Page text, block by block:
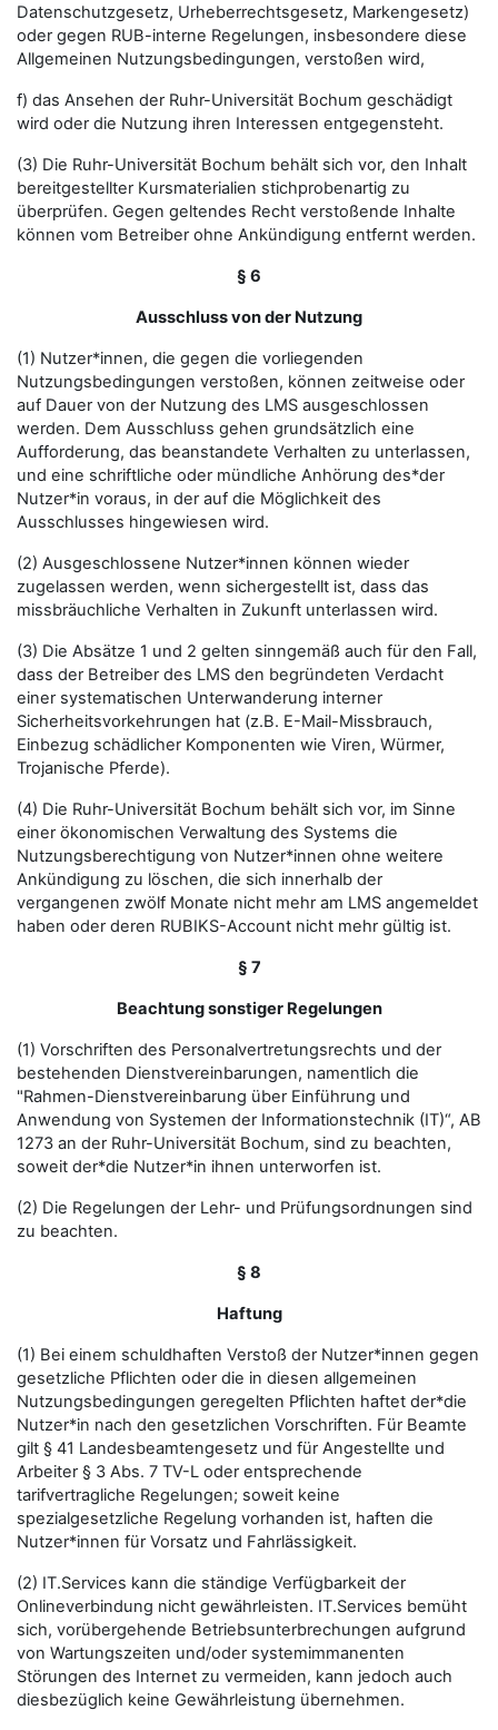
Datenschutzgesetz, Urheberrechtsgesetz, Markengesetz)
oder gegen RUB-interne Regelungen, insbesondere diese
Allgemeinen Nutzungsbedingungen, verstoßen wird,
f) das Ansehen der Ruhr-Universität Bochum geschädigt
wird oder die Nutzung ihren Interessen entgegensteht.
(3) Die Ruhr-Universität Bochum behält sich vor, den Inhalt
bereitgestellter Kursmaterialien stichprobenartig zu
überprüfen. Gegen geltendes Recht verstoßende Inhalte
können vom Betreiber ohne Ankündigung entfernt werden.
§ 6
Ausschluss von der Nutzung
(1) Nutzer*innen, die gegen die vorliegenden
Nutzungsbedingungen verstoßen, können zeitweise oder
auf Dauer von der Nutzung des LMS ausgeschlossen
werden. Dem Ausschluss gehen grundsätzlich eine
Aufforderung, das beanstandete Verhalten zu unterlassen,
und eine schriftliche oder mündliche Anhörung des*der
Nutzer*in voraus, in der auf die Möglichkeit des
Ausschlusses hingewiesen wird.
(2) Ausgeschlossene Nutzer*innen können wieder
zugelassen werden, wenn sichergestellt ist, dass das
missbräuchliche Verhalten in Zukunft unterlassen wird.
(3) Die Absätze 1 und 2 gelten sinngemäß auch für den Fall,
dass der Betreiber des LMS den begründeten Verdacht
einer systematischen Unterwanderung interner
Sicherheitsvorkehrungen hat (z.B. E-Mail-Missbrauch,
Einbezug schädlicher Komponenten wie Viren, Würmer,
Trojanische Pferde).
(4) Die Ruhr-Universität Bochum behält sich vor, im Sinne
einer ökonomischen Verwaltung des Systems die
Nutzungsberechtigung von Nutzer*innen ohne weitere
Ankündigung zu löschen, die sich innerhalb der
vergangenen zwölf Monate nicht mehr am LMS angemeldet
haben oder deren RUBIKS-Account nicht mehr gültig ist.
§ 7
Beachtung sonstiger Regelungen
(1) Vorschriften des Personalvertretungsrechts und der
bestehenden Dienstvereinbarungen, namentlich die
"Rahmen-Dienstvereinbarung über Einführung und
Anwendung von Systemen der Informationstechnik (IT)“, AB
1273 an der Ruhr-Universität Bochum, sind zu beachten,
soweit der*die Nutzer*in ihnen unterworfen ist.
(2) Die Regelungen der Lehr- und Prüfungsordnungen sind
zu beachten.
§ 8
Haftung
(1) Bei einem schuldhaften Verstoß der Nutzer*innen gegen
gesetzliche Pflichten oder die in diesen allgemeinen
Nutzungsbedingungen geregelten Pflichten haftet der*die
Nutzer*in nach den gesetzlichen Vorschriften. Für Beamte
gilt § 41 Landesbeamtengesetz und für Angestellte und
Arbeiter § 3 Abs. 7 TV-L oder entsprechende
tarifvertragliche Regelungen; soweit keine
spezialgesetzliche Regelung vorhanden ist, haften die
Nutzer*innen für Vorsatz und Fahrlässigkeit.
(2) IT.Services kann die ständige Verfügbarkeit der
Onlineverbindung nicht gewährleisten. IT.Services bemüht
sich, vorübergehende Betriebsunterbrechungen aufgrund
von Wartungszeiten und/oder systemimmanenten
Störungen des Internet zu vermeiden, kann jedoch auch
diesbezüglich keine Gewährleistung übernehmen.